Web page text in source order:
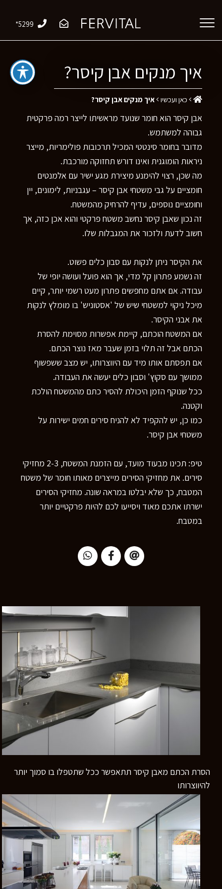
*5299
איך מנקים אבן קיסר?
כאן ועכשיו איך מנקים אבן קיסר?
אבן קיסר הוא חומר שנועד מראשיתו לייצר רמה פרקטית
גבוהה למשתמש.
מדובר בחומר סינטטי המכיל תרכובות פולימריות, מייצר
ניראות הומוגנית ואינו דורש תחזוקה מורכבת.
מה שכן, רצוי להימנע מיצירת מגע ישיר עם אלמנטים
חומציים על גבי משטחי אבן קיסר – עגבניות, לימונים, יין
וחומציים נוספים, עדיף להרחיק מהמשטח.
זה נכון שאבן קיסר נחשב משטח פרקטי והוא אכן כזה, אך
חשוב לדעת ולזכור את המגבלות שלו.
את הקיסר ניתן לנקות עם סבון כלים פשוט.
זה נשמע פתרון קל מדי, אך הוא פועל ועושה יופי של
עבודה. אם אתם מחפשים פתרון מעט רשמי יותר, קיים
מיכל ניקוי למשטחי שיש של 'אסטוניש' בו מומלץ לנקות
את אבני הקיסר.
אם המשטח הוכתם, קיימת אפשרות מסוימת להסרת
הכתם אבל זה תלוי בזמן שעבר מאז נוצר הכתם.
אם תפסתם אותו מיד עם היווצרותו, יש מצב ששפשוף
ממושך עם סקוץ' וסבון כלים יעשה את העבודה.
ככל שנוקף הזמן היכולת להסיר כתם מהמשטח הולכת
וקטנה.
כמו כן, יש להקפיד לא להניח סירים חמים ישירות על
משטחי אבן קיסר.
טיפ: תכינו מבעוד מועד, עם הזמנת המשטח, 2-3 מחזיקי
סירים. את מחזיקי הסירים מייצרים מאותו חומר של משטח
המטבח, כך שלא יבלטו במראה שונה. מחזיקי הסירים
ישרתו אתכם מאוד ויסייעו לכם להיות פרקטיים יותר
במטבח.
הסרת הכתם מאבן קיסר תתאפשר ככל שתטפלו בו סמוך יותר
להיווצרותו